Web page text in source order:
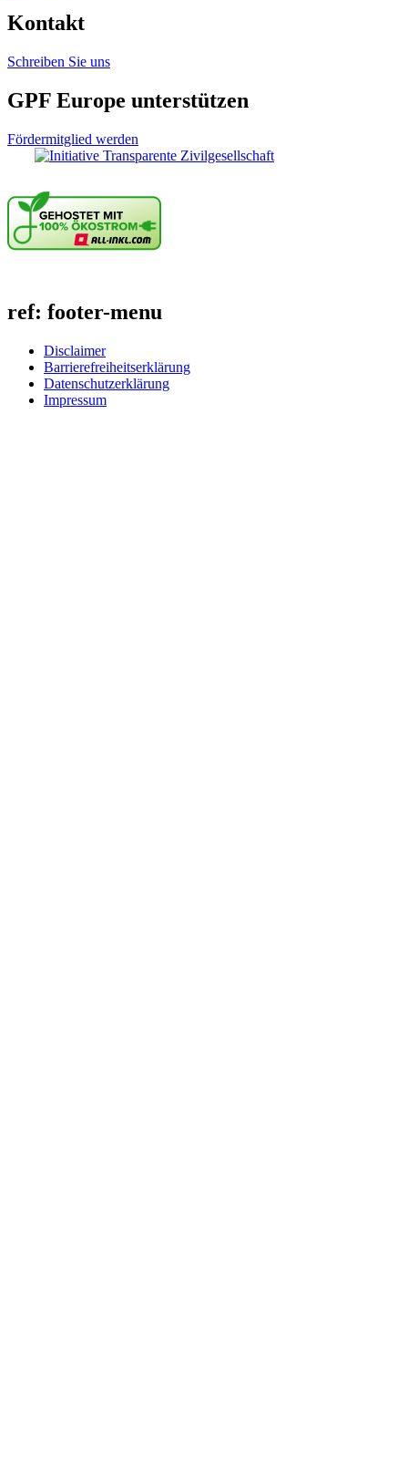
Kontakt
Schreiben Sie uns
GPF Europe unterstützen
Fördermitglied werden
ref: footer-menu
Disclaimer
Barrierefreiheitserklärung
Datenschutzerklärung
Impressum